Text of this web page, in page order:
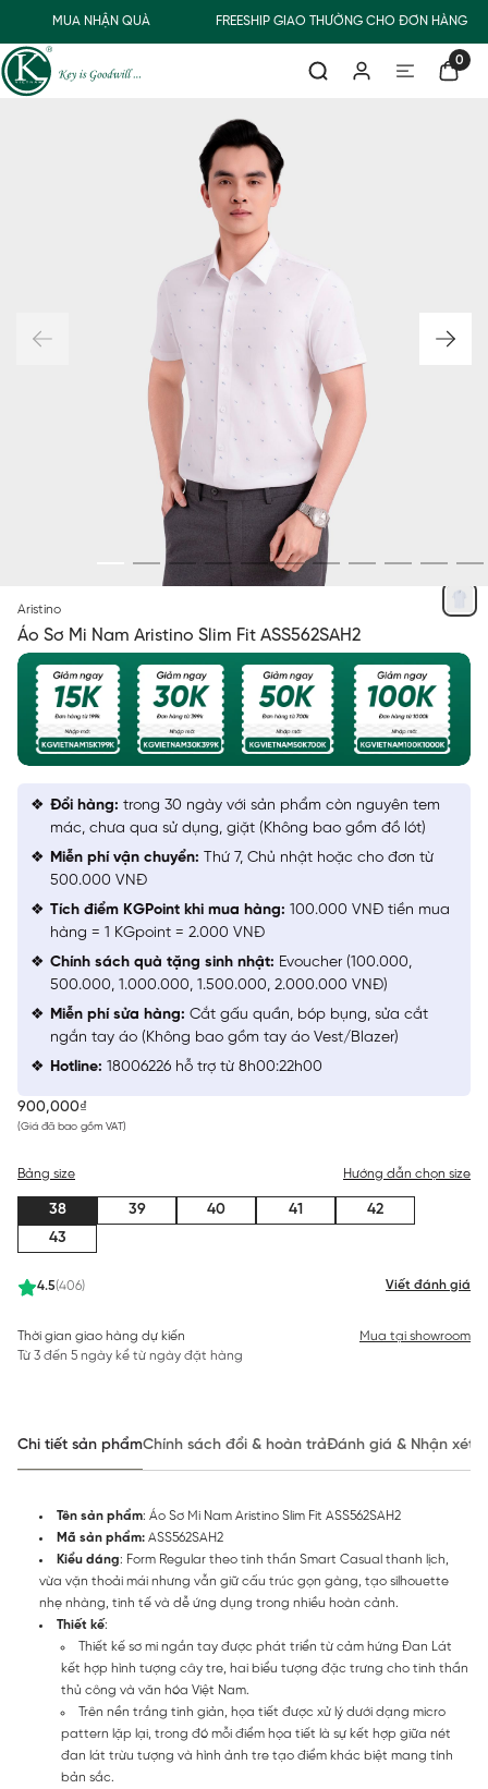
MUA NHẬN QUÀ FREESHIP GIAO THƯỜNG CHO ĐƠN HÀNG
0
Aristino
Áo Sơ Mi Nam Aristino Slim Fit ASS562SAH2
900,000₫
(Giá đã bao gồm VAT)
4.5(406) Viết đánh giá
Bảng size Hướng dẫn chọn size
38 39 40 41
42
43
Thời gian giao hàng dự kiến
Từ 3 đến 5 ngày kể từ ngày đặt hàng
Mua tại showroom
Đổi hàng: trong 30 ngày với sản phẩm còn nguyên tem
mác, chưa qua sử dụng, giặt (Không bao gồm đồ lót)
Miễn phí vận chuyển: Thứ 7, Chủ nhật hoặc cho đơn từ
500.000 VNĐ
Tích điểm KGPoint khi mua hàng: 100.000 VNĐ tiền mua
hàng = 1 KGpoint = 2.000 VNĐ
Chính sách quà tặng sinh nhật: Evoucher (100.000,
500.000, 1.000.000, 1.500.000, 2.000.000 VNĐ)
Miễn phí sửa hàng: Cắt gấu quần, bóp bụng, sửa cắt
ngắn tay áo (Không bao gồm tay áo Vest/Blazer)
Hotline: 18006226 hỗ trợ từ 8h00:22h00
Chi tiết sản phẩmChính sách đổi & hoàn trảĐánh giá & Nhận xét
Tên sản phẩm: Áo Sơ Mi Nam Aristino Slim Fit ASS562SAH2
Mã sản phẩm: ASS562SAH2
Kiểu dáng: Form Regular theo tinh thần Smart Casual thanh lịch,
vừa vặn thoải mái nhưng vẫn giữ cấu trúc gọn gàng, tạo silhouette
nhẹ nhàng, tinh tế và dễ ứng dụng trong nhiều hoàn cảnh.
Thiết kế:
Thiết kế sơ mi ngắn tay được phát triển từ cảm hứng Đan Lát
kết hợp hình tượng cây tre, hai biểu tượng đặc trưng cho tinh thần
thủ công và văn hóa Việt Nam.
Trên nền trắng tinh giản, họa tiết được xử lý dưới dạng micro
pattern lặp lại, trong đó mỗi điểm họa tiết là sự kết hợp giữa nét
đan lát trừu tượng và hình ảnh tre tạo điểm khác biệt mang tính
bản sắc.